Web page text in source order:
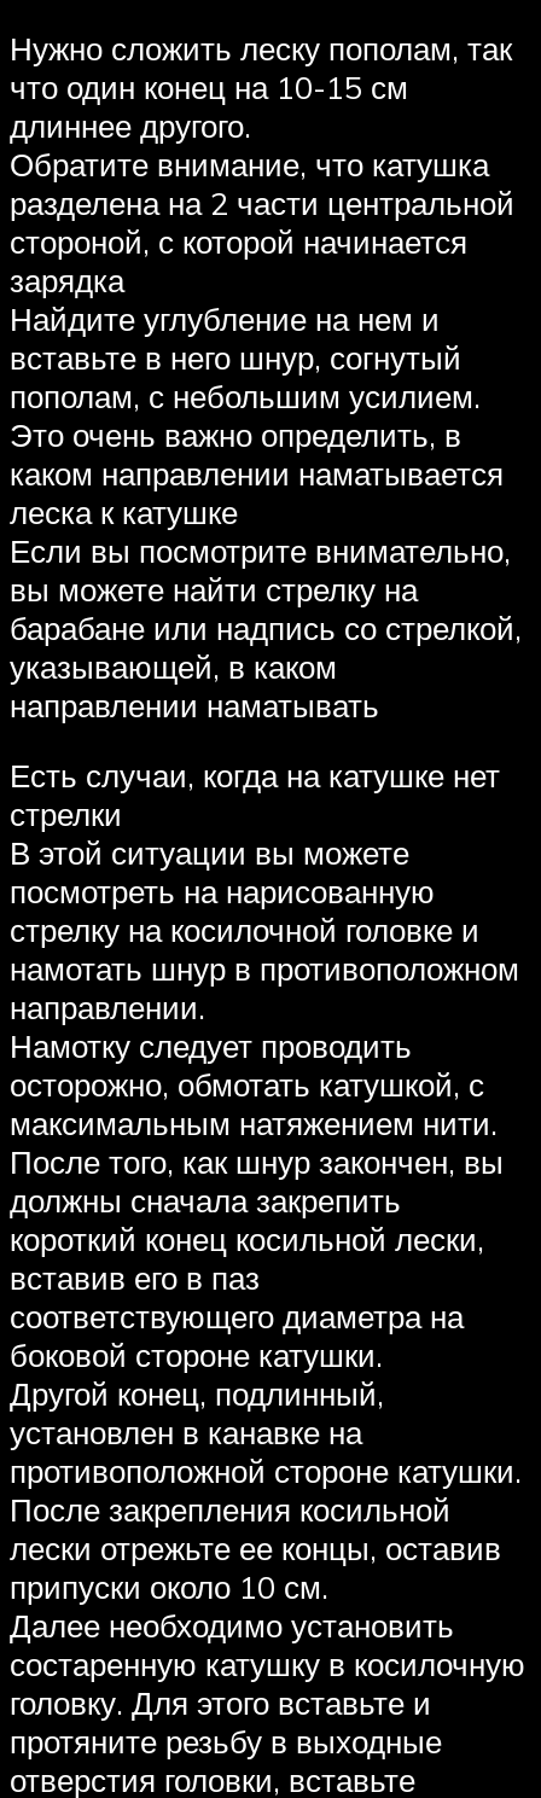
Нужно сложить леску пополам, так
что один конец на 10-15 см
длиннее другого.
Обратите внимание, что катушка
разделена на 2 части центральной
стороной, с которой начинается
зарядка
Найдите углубление на нем и
вставьте в него шнур, согнутый
пополам, с небольшим усилием.
Это очень важно определить, в
каком направлении наматывается
леска к катушке
Если вы посмотрите внимательно,
вы можете найти стрелку на
барабане или надпись со стрелкой,
указывающей, в каком
направлении наматывать
Есть случаи, когда на катушке нет
стрелки
В этой ситуации вы можете
посмотреть на нарисованную
стрелку на косилочной головке и
намотать шнур в противоположном
направлении.
Намотку следует проводить
осторожно, обмотать катушкой, с
максимальным натяжением нити.
После того, как шнур закончен, вы
должны сначала закрепить
короткий конец косильной лески,
вставив его в паз
соответствующего диаметра на
боковой стороне катушки.
Другой конец, подлинный,
установлен в канавке на
противоположной стороне катушки.
После закрепления косильной
лески отрежьте ее концы, оставив
припуски около 10 см.
Далее необходимо установить
состаренную катушку в косилочную
головку. Для этого вставьте и
протяните резьбу в выходные
отверстия головки, вставьте